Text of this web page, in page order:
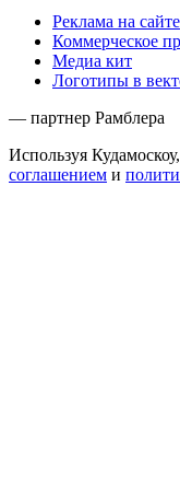
Реклама на сайте
Коммерческое
Медиа кит
Логотипы в
— партнер Рамблера
Используя
соглашением и